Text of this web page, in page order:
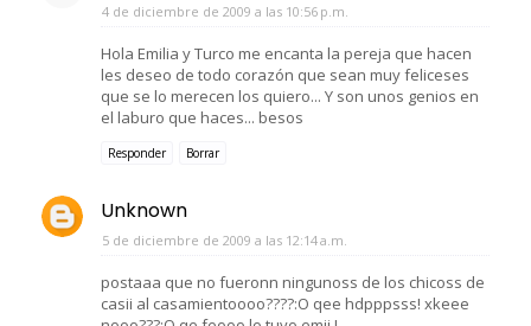
4 de diciembre de 2009 a las 10:56 p.m.
Hola Emilia y Turco me encanta la pereja que hacen
les deseo de todo corazón que sean muy feliceses
que se lo merecen los quiero... Y son unos genios en
el laburo que haces... besos
Responder Borrar
Unknown
5 de diciembre de 2009 a las 12:14 a.m.
postaaa que no fueronn ningunoss de los chicoss de
casii al casamientoooo????:O qee hdpppsss! xkeee